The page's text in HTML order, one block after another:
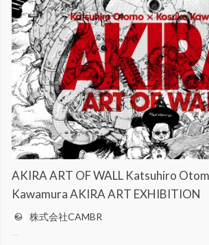
AKIRA ART OF WALL Katsuhiro
Kawamura AKIRA ART EXHIBITION
株式会社CAMBR